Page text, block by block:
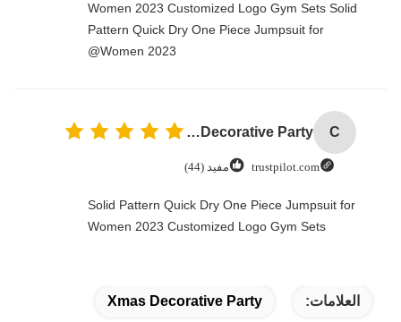
Women 2023 Customized Logo Gym Sets Solid
Pattern Quick Dry One Piece Jumpsuit for
Women 2023@
C
Custom Creative Goodie Christmas Kraft Paper Gift Bag with Your Own Logo for Xmas Decorative Party
trustpilot.com مفيد (44)
Solid Pattern Quick Dry One Piece Jumpsuit for
Women 2023 Customized Logo Gym Sets
العلامات: Xmas Decorative Party